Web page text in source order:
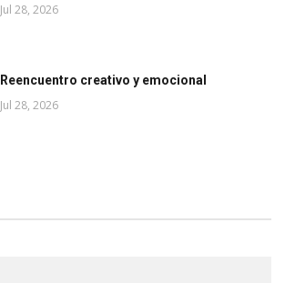
Jul 28, 2026
Reencuentro creativo y emocional
Jul 28, 2026